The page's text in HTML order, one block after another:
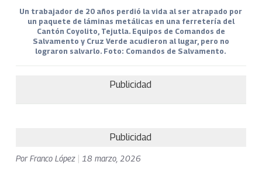
Un trabajador de 20 años perdió la vida al ser atrapado por
un paquete de láminas metálicas en una ferretería del
Cantón Coyolito, Tejutla. Equipos de Comandos de
Salvamento y Cruz Verde acudieron al lugar, pero no
lograron salvarlo. Foto: Comandos de Salvamento.
Publicidad
Publicidad
PorFranco López 18 marzo, 2026